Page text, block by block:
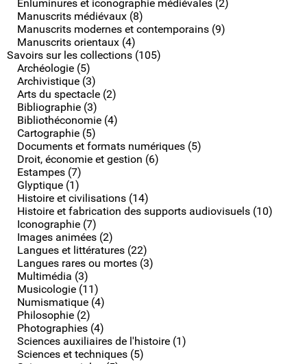
Enluminures et iconographie médiévales (2)
Manuscrits médiévaux (8)
Manuscrits modernes et contemporains (9)
Manuscrits orientaux (4)
Savoirs sur les collections (105)
Archéologie (5)
Archivistique (3)
Arts du spectacle (2)
Bibliographie (3)
Bibliothéconomie (4)
Cartographie (5)
Documents et formats numériques (5)
Droit, économie et gestion (6)
Estampes (7)
Glyptique (1)
Histoire et civilisations (14)
Histoire et fabrication des supports audiovisuels (10)
Iconographie (7)
Images animées (2)
Langues et littératures (22)
Langues rares ou mortes (3)
Multimédia (3)
Musicologie (11)
Numismatique (4)
Philosophie (2)
Photographies (4)
Sciences auxiliaires de l'histoire (1)
Sciences et techniques (5)